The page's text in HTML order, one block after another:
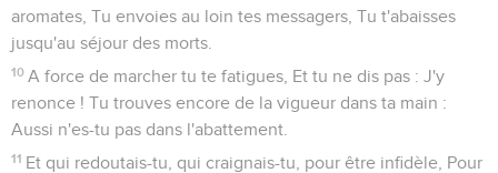
aromates, Tu envoies au loin tes messagers, Tu t'abaisses
jusqu'au séjour des morts.
10 A force de marcher tu te fatigues, Et tu ne dis pas : J'y
renonce ! Tu trouves encore de la vigueur dans ta main :
Aussi n'es-tu pas dans l'abattement.
11 Et qui redoutais-tu, qui craignais-tu, pour être infidèle, Pour